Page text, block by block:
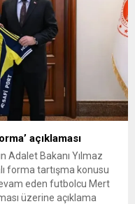
açıklaması
Adalet Bakanı Yılmaz
forma tartışma konusu
eden futbolcu Mert
üzerine açıklama